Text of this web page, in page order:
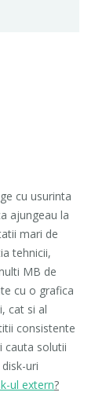
cu usurinta
ajungeau la
mari de
tehnicii,
MB de
cu o grafica
cat si al
consistente
cauta solutii
uri
ul extern?